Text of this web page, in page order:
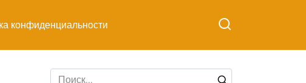
конфиденциальности
Search